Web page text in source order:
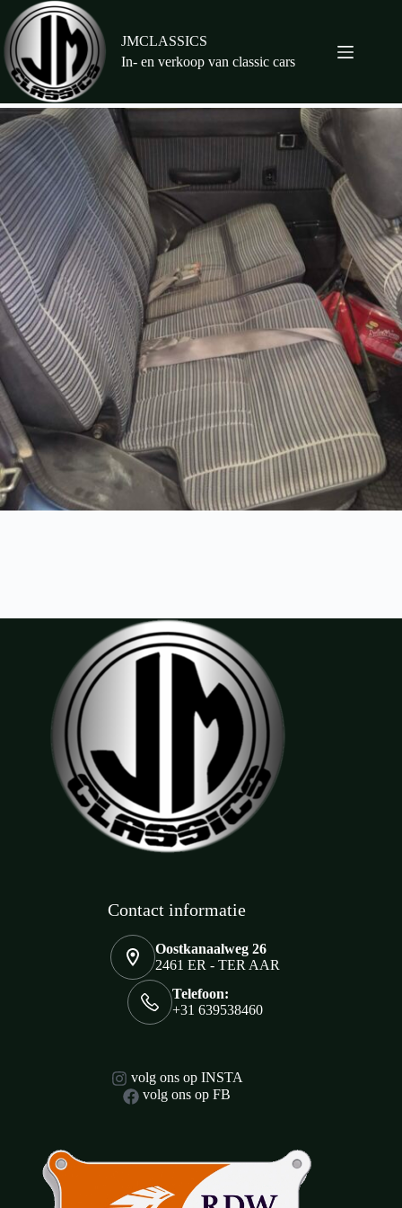
naar
de
inhoud
JMCLASSICS
In- en verkoop van classic cars
Contact informatie
Oostkanaalweg 26
2461 ER - TER AAR
Telefoon:
+31 639538460
volg ons op INSTA
volg ons op FB